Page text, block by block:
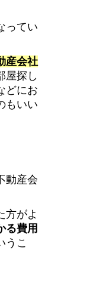
ってい
産会社
屋探し
どにお
もいい
動産会
方がよ
る費用
うこ